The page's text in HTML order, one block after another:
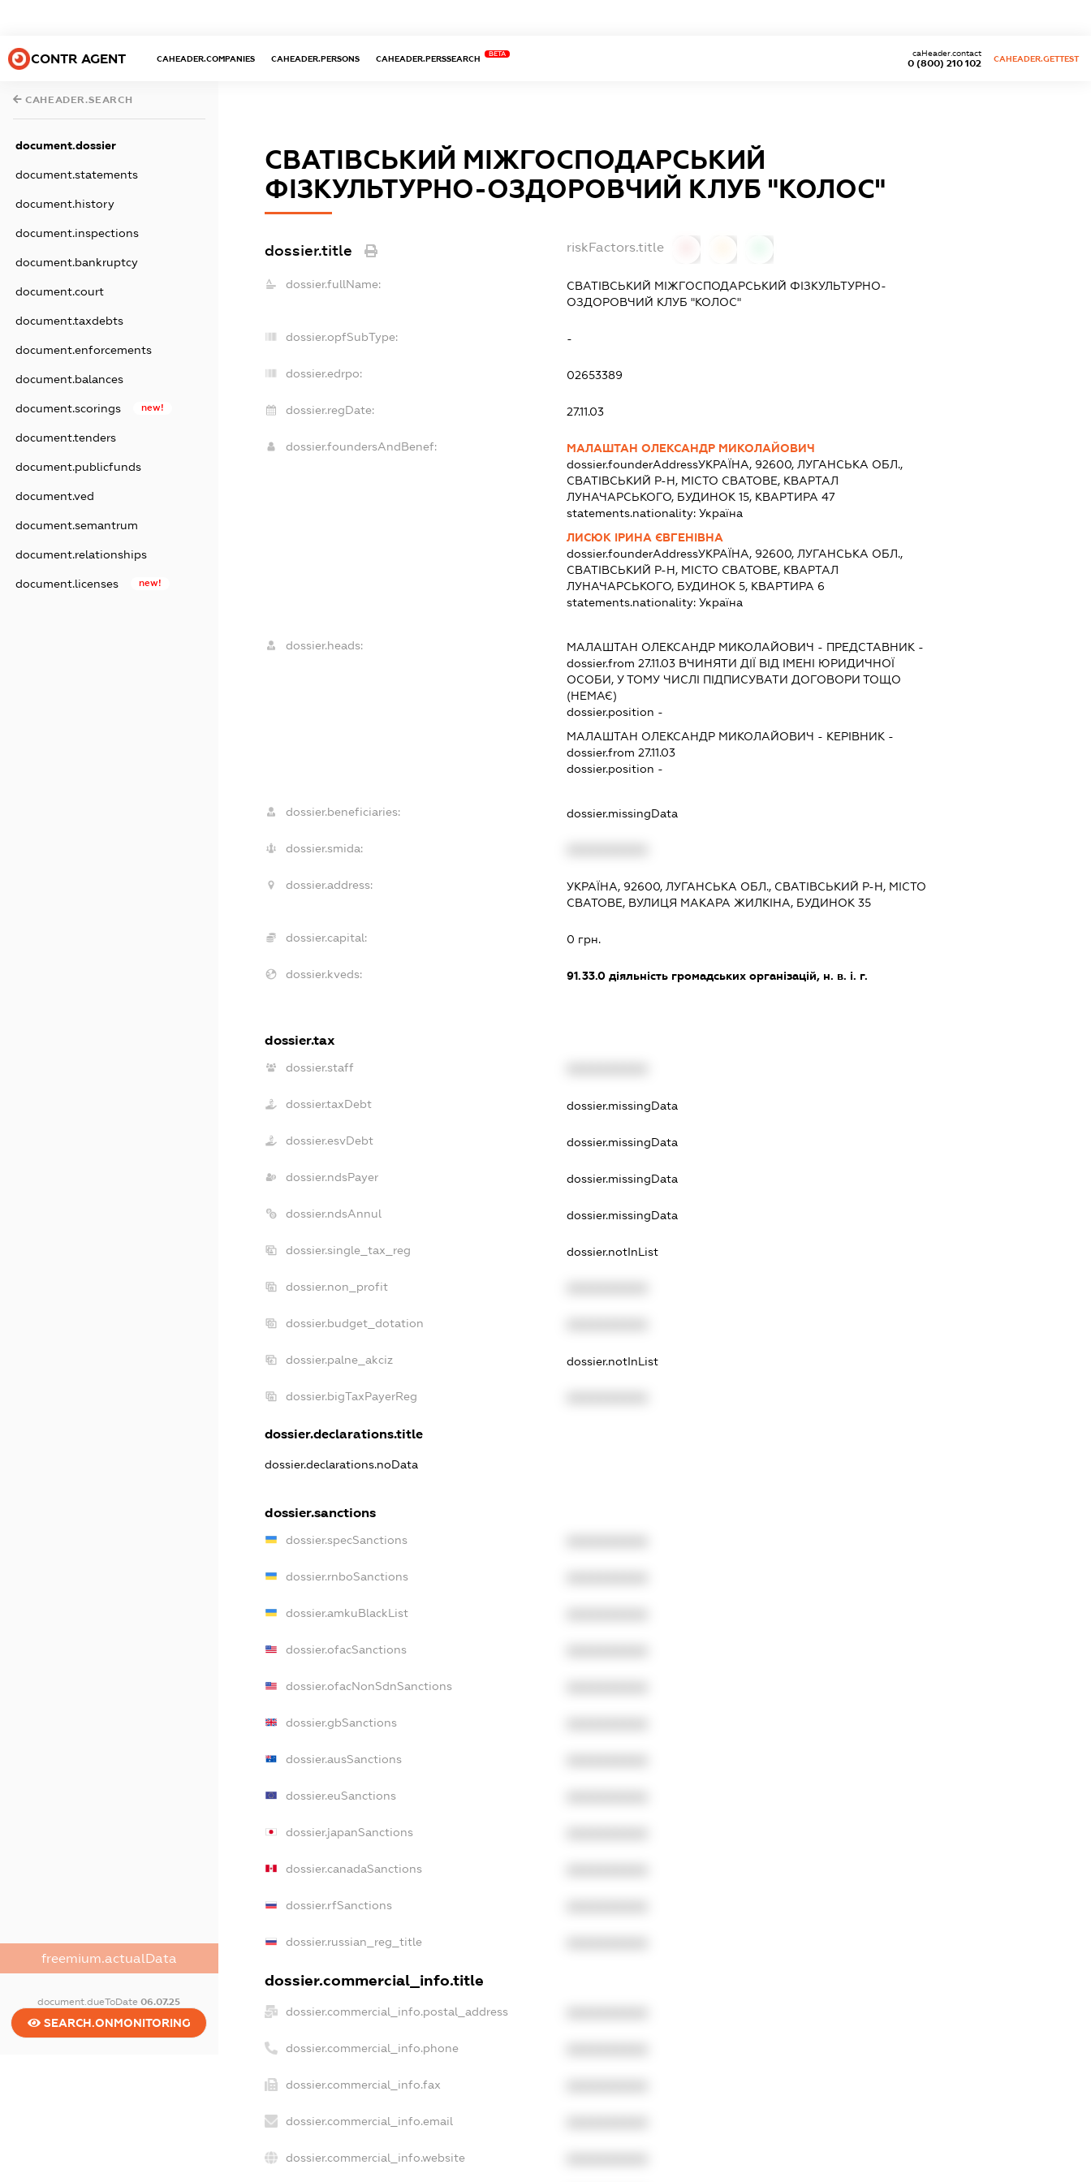
CONTR AGENT CAHEADER.COMPANIES CAHEADER.PERSONS CAHEADER.PERSSEARCH
BETA
0 (800) 210 102
caHeader.contact
CAHEADER.GETTEST
CAHEADER.SEARCH
document.dossier
document.statements
document.history
document.inspections
document.bankruptcy
document.court
document.taxdebts
document.enforcements
document.balances
document.scorings new!
document.tenders
document.publicfunds
document.ved
document.semantrum
document.relationships
document.licenses new!
freemium.actualData
document.dueToDate06.07.25
SEARCH.ONMONITORING
СВАТІВСЬКИЙ МІЖГОСПОДАРСЬКИЙ
ФІЗКУЛЬТУРНО-ОЗДОРОВЧИЙ КЛУБ "КОЛОС"
dossier.title riskFactors.title
dossier.fullName:
СВАТІВСЬКИЙ МІЖГОСПОДАРСЬКИЙ ФІЗКУЛЬТУРНО-
ОЗДОРОВЧИЙ КЛУБ "КОЛОС"
dossier.opfSubType: -
dossier.edrpo: 02653389
dossier.regDate: 27.11.03
dossier.foundersAndBenef:
МАЛАШТАН ОЛЕКСАНДР МИКОЛАЙОВИЧ
dossier.founderAddressУКРАЇНА, 92600, ЛУГАНСЬКА ОБЛ.,
СВАТІВСЬКИЙ Р-Н, МІСТО СВАТОВЕ, КВАРТАЛ
ЛУНАЧАРСЬКОГО, БУДИНОК 15, КВАРТИРА 47
statements.nationality: Україна
ЛИСЮК ІРИНА ЄВГЕНІВНА
dossier.founderAddressУКРАЇНА, 92600, ЛУГАНСЬКА ОБЛ.,
СВАТІВСЬКИЙ Р-Н, МІСТО СВАТОВЕ, КВАРТАЛ
ЛУНАЧАРСЬКОГО, БУДИНОК 5, КВАРТИРА 6
statements.nationality: Україна
dossier.heads: МАЛАШТАН ОЛЕКСАНДР МИКОЛАЙОВИЧ - ПРЕДСТАВНИК -
dossier.from 27.11.03ВЧИНЯТИ ДІЇ ВІД ІМЕНІ ЮРИДИЧНОЇ
ОСОБИ, У ТОМУ ЧИСЛІ ПІДПИСУВАТИ ДОГОВОРИ ТОЩО
(НЕМАЄ)
dossier.position -
МАЛАШТАН ОЛЕКСАНДР МИКОЛАЙОВИЧ - КЕРІВНИК -
dossier.from 27.11.03
dossier.position -
dossier.beneficiaries: dossier.missingData
dossier.smida:
dossier.address:
УКРАЇНА, 92600, ЛУГАНСЬКА ОБЛ., СВАТІВСЬКИЙ Р-Н, МІСТО
СВАТОВЕ, ВУЛИЦЯ МАКАРА ЖИЛКІНА, БУДИНОК 35
dossier.capital: 0 грн.
dossier.kveds: 91.33.0діяльність громадських організацій, н. в. і. г.
dossier.tax
dossier.staff
dossier.taxDebt dossier.missingData
dossier.esvDebt dossier.missingData
dossier.ndsPayer dossier.missingData
dossier.ndsAnnul dossier.missingData
dossier.single_tax_reg dossier.notInList
dossier.non_profit
dossier.budget_dotation
dossier.palne_akciz dossier.notInList
dossier.bigTaxPayerReg
dossier.declarations.title
dossier.declarations.noData
dossier.sanctions
dossier.specSanctions
dossier.rnboSanctions
dossier.amkuBlackList
dossier.ofacSanctions
dossier.ofacNonSdnSanctions
dossier.gbSanctions
dossier.ausSanctions
dossier.euSanctions
dossier.japanSanctions
dossier.canadaSanctions
dossier.rfSanctions
dossier.russian_reg_title
dossier.commercial_info.title
dossier.commercial_info.postal_address
dossier.commercial_info.phone
dossier.commercial_info.fax
dossier.commercial_info.email
dossier.commercial_info.website